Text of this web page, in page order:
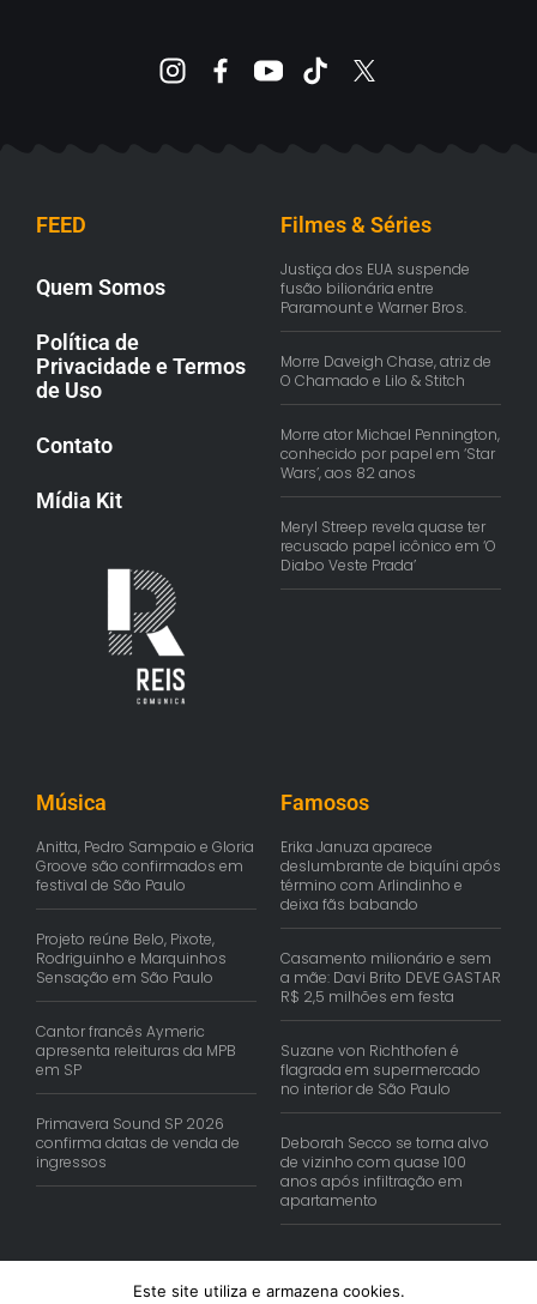
FEED
Quem Somos
Política de
Privacidade e Termos
de Uso
Contato
Mídia Kit
Filmes & Séries
Justiça dos EUA suspende
fusão bilionária entre
Paramount e Warner Bros.
Morre Daveigh Chase, atriz de
O Chamado e Lilo & Stitch
Morre ator Michael Pennington,
conhecido por papel em ‘Star
Wars’, aos 82 anos
Meryl Streep revela quase ter
recusado papel icônico em ‘O
Diabo Veste Prada’
Música
Anitta, Pedro Sampaio e Gloria
Groove são confirmados em
festival de São Paulo
Projeto reúne Belo, Pixote,
Rodriguinho e Marquinhos
Sensação em São Paulo
Cantor francês Aymeric
apresenta releituras da MPB
em SP
Primavera Sound SP 2026
confirma datas de venda de
ingressos
Famosos
Erika Januza aparece
deslumbrante de biquíni após
término com Arlindinho e
deixa fãs babando
Casamento milionário e sem
a mãe: Davi Brito DEVE GASTAR
R$ 2,5 milhões em festa
Suzane von Richthofen é
flagrada em supermercado
no interior de São Paulo
Deborah Secco se torna alvo
de vizinho com quase 100
anos após infiltração em
apartamento
Este site utiliza e armazena cookies.